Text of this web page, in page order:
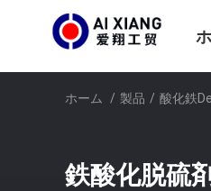
ホーム / 製品 / 酸化鉄
鉄酸化脱硫